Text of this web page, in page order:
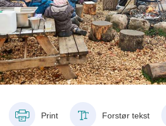
Print Forstør tekst